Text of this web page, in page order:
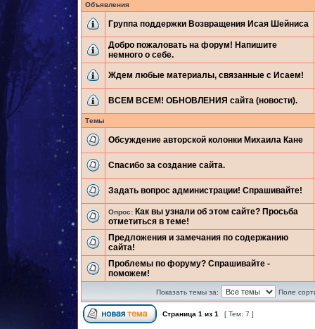
Объявления
Группа поддержки Возвращения Исая Шейниса
Добро пожаловать на форум! Напишите
немного о себе.
Ждем любые материалы, связанные с Исаем!
ВСЕМ ВСЕМ! ОБНОВЛЕНИЯ сайта (новости).
Темы
Обсуждение авторской колонки Михаила Кане
Спасибо за создание сайта.
Задать вопрос администрации! Спрашивайте!
Опрос: Как вы узнали об этом сайте? Просьба
отметиться в теме!
Предложения и замечания по содержанию
сайта!
Проблемы по форуму? Спрашивайте -
поможем!
Показать темы за: Поле
Страница 1 из 1 [ Тем: 7 ]